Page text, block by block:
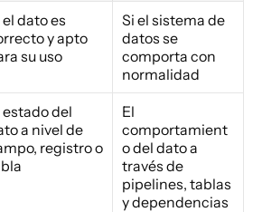
el dato es
y apto
su uso
Si el sistema de
datos se
comporta con
normalidad
estado del
a nivel de
registro o
El
comportamient
o del dato a
través de
pipelines, tablas
y dependencias